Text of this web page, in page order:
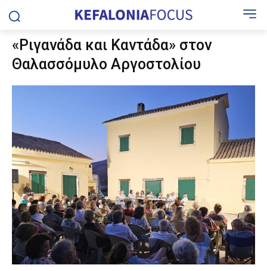
«Ριγανάδα και Καντάδα» στον
Θαλασσόμυλο Αργοστολίου